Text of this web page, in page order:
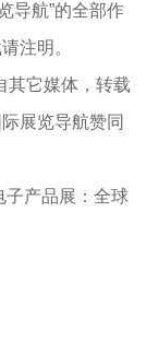
航”的全部作
注明。
它媒体，转载
展览导航赞同
产品展：全球